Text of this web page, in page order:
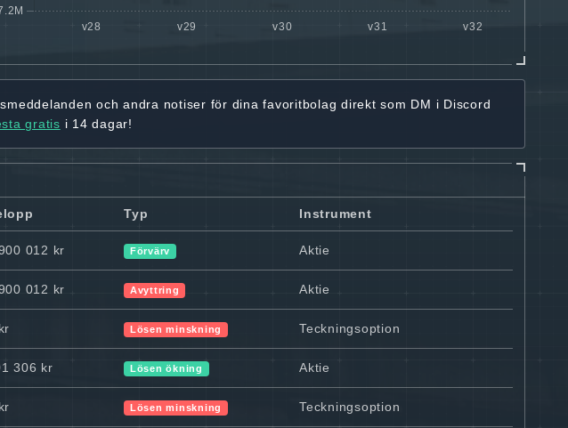
och andra notiser för dina favoritbolag direkt som DM i Discord
gratis i 14 dagar!
Typ Instrument
012 kr Förvärv Aktie
012 kr Avyttring Aktie
Lösen minskning Teckningsoption
306 kr Lösen ökning Aktie
Lösen minskning Teckningsoption